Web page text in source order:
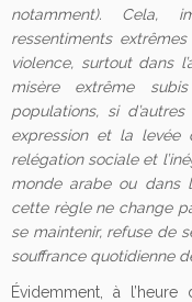
notamment). Cela,
ressentiments
violence, surtout dans
misère extrême
populations, si
expression et la levée
relégation sociale et
monde arabe ou dans
cette règle ne change
se maintenir, refuse de
souffrance quotidienne
Évidemment, à